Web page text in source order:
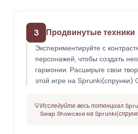
3 Продвинутые техники
Экспериментируйте с
персонажей, чтобы создать
гармонии. Расширьте свои
этой игре на Sprunki(спрунки)
💡Исследуйте весь потенциал
Swap Showcase на